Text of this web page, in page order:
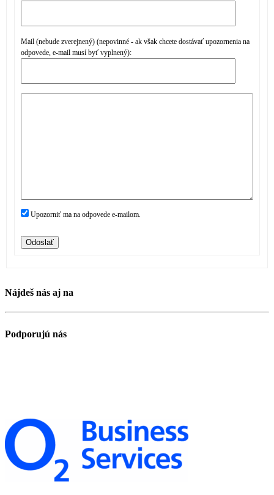
Mail (nebude zverejnený) (nepovinné - ak však chcete dostávať upozornenia na
odpovede, e-mail musí byť vyplnený):
Upozorniť ma na odpovede e-mailom.
Odoslať
Nájdeš nás aj na
Podporujú nás